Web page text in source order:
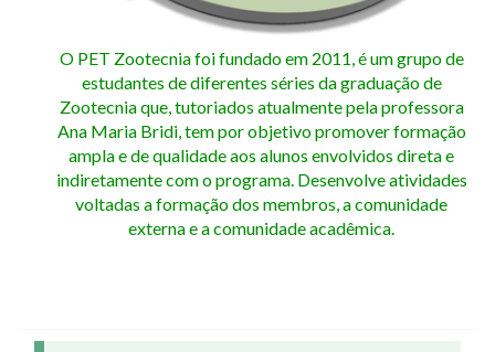
O PET Zootecnia foi fundado em 2011, é um grupo de
estudantes de diferentes séries da graduação de
Zootecnia que, tutoriados atualmente pela professora
Ana Maria Bridi, tem por objetivo promover formação
ampla e de qualidade aos alunos envolvidos direta e
indiretamente com o programa. Desenvolve atividades
voltadas a formação dos membros, a comunidade
externa e a comunidade acadêmica.